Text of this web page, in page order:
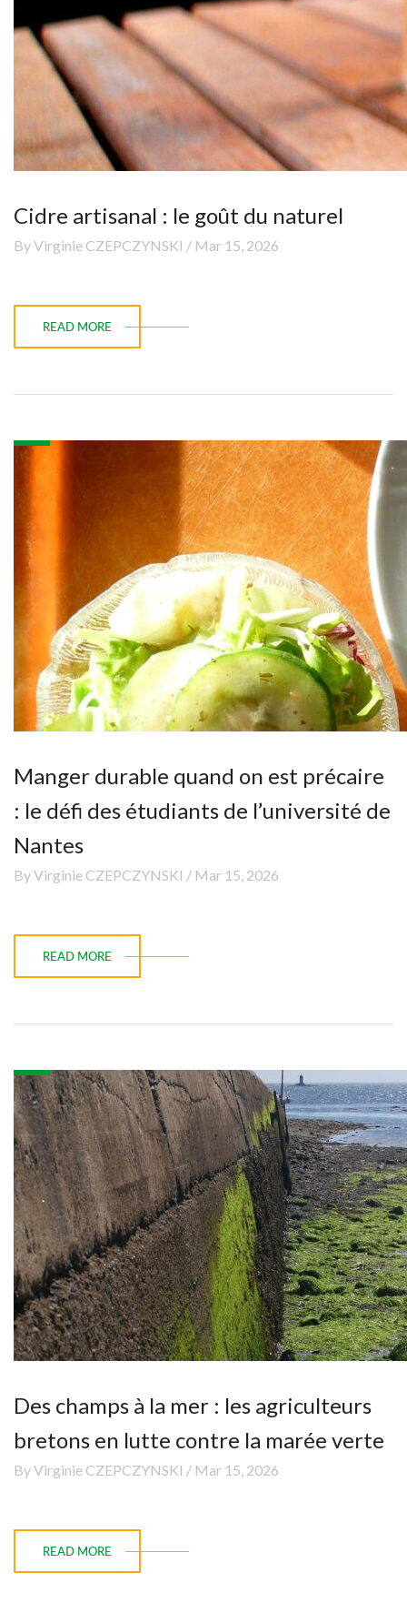
Cidre artisanal : le goût du naturel
By Virginie CZEPCZYNSKI / Mar 15, 2026
READ MORE
Manger durable quand on est précaire
: le défi des étudiants de l’université de
Nantes
By Virginie CZEPCZYNSKI / Mar 15, 2026
READ MORE
Des champs à la mer : les agriculteurs
bretons en lutte contre la marée verte
By Virginie CZEPCZYNSKI / Mar 15, 2026
READ MORE